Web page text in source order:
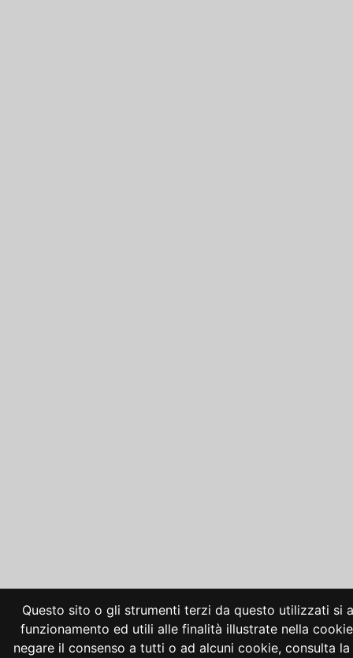
Questo sito o gli strumenti terzi da questo utilizzati si
funzionamento ed utili alle finalità illustrate nella
negare il consenso a tutti o ad alcuni cookie, consulta